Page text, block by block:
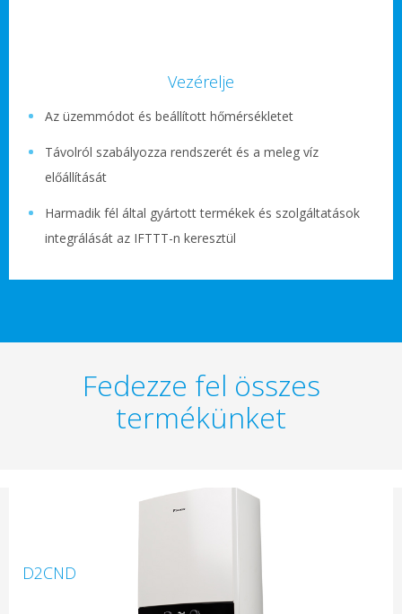
Vezérelje
Az üzemmódot és beállított hőmérsékletet
Távolról szabályozza rendszerét és a meleg víz
előállítását
Harmadik fél által gyártott termékek és szolgáltatások
integrálását az IFTTT-n keresztül
Fedezze fel összes
termékünket
D2CND